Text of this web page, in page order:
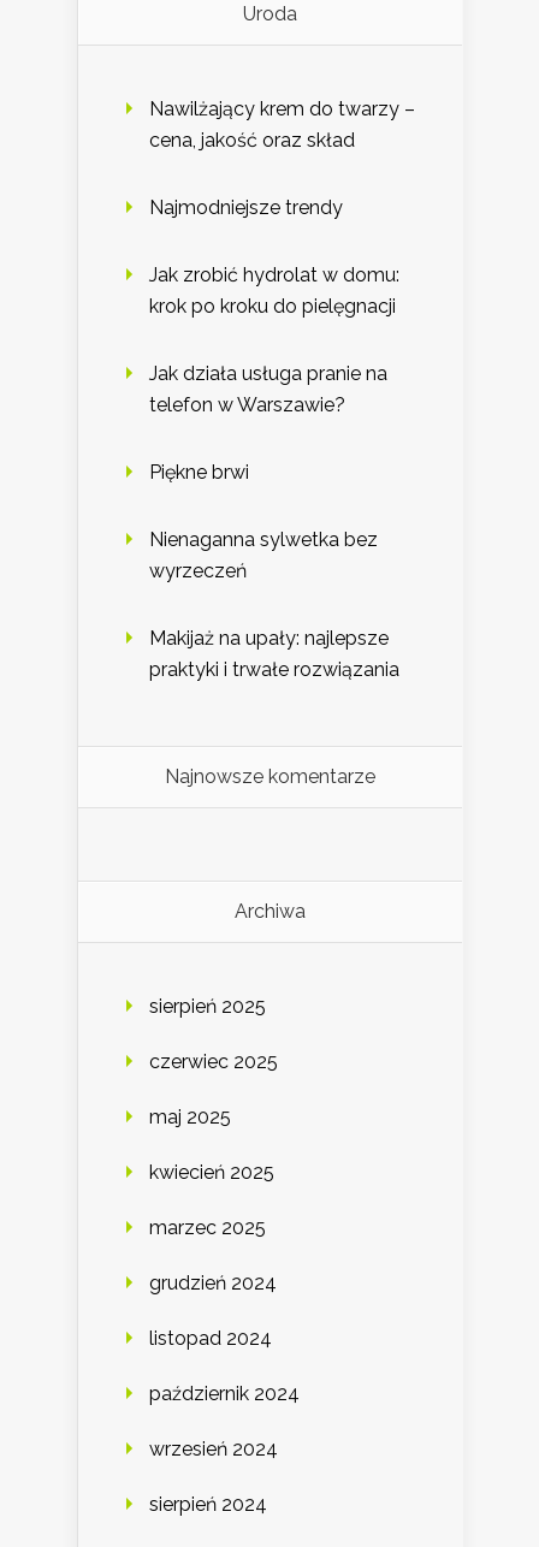
Uroda
Nawilżający krem do twarzy –
cena, jakość oraz skład
Najmodniejsze trendy
Jak zrobić hydrolat w domu:
krok po kroku do pielęgnacji
Jak działa usługa pranie na
telefon w Warszawie?
Piękne brwi
Nienaganna sylwetka bez
wyrzeczeń
Makijaż na upały: najlepsze
praktyki i trwałe rozwiązania
Najnowsze komentarze
Archiwa
sierpień 2025
czerwiec 2025
maj 2025
kwiecień 2025
marzec 2025
grudzień 2024
listopad 2024
październik 2024
wrzesień 2024
sierpień 2024